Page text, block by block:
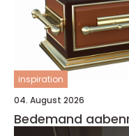
inspiration
04. August 2026